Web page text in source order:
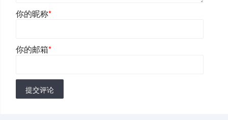
你的昵称*
你的邮箱*
提交评论